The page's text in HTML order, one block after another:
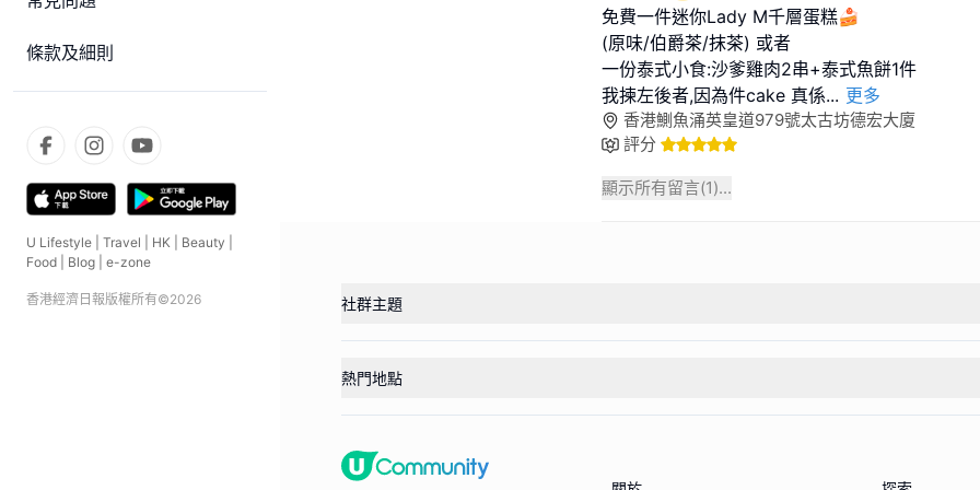
條款及細則
U Lifestyle Travel HK Beauty
Food
Blog e-zone
香港經濟日報版權所有©2026
免費一件迷你Lady M千層蛋糕🍰
(原味/伯爵茶/抹茶) 或者
一份泰式小食:沙爹雞肉2串+泰式魚餅1件
我揀左後者,因為件cake 真係... 更多
香港鰂魚涌英皇道979號太古坊德宏大廈
評分
顯示所有留言(1)...
社群主題
熱門地點